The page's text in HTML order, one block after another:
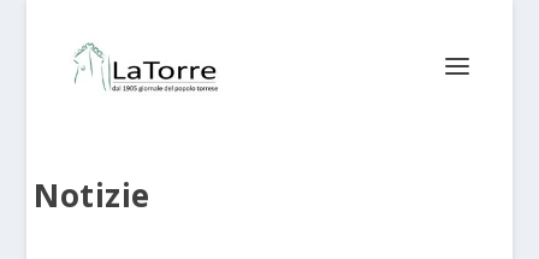
Notizie